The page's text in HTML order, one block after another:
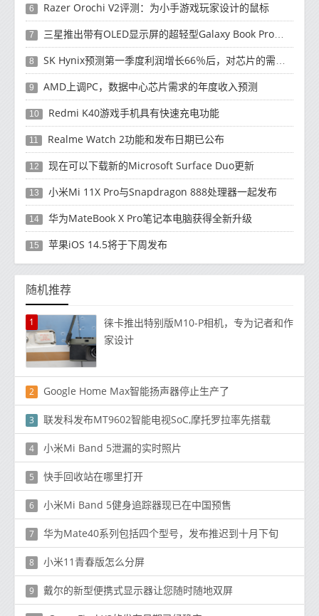
6 Razer Orochi V2评测：为小手游戏玩家设计的鼠标
7 三星推出带有OLED显示屏的超轻型Galaxy Book Pro和Galaxy Book Pro 360笔记本电脑
8 SK Hynix预测第一季度利润增长66％后，对芯片的需求将增强
9 AMD上调PC，数据中心芯片需求的年度收入预测
10 Redmi K40游戏手机具有快速充电功能
11 Realme Watch 2功能和发布日期已公布
12 现在可以下载新的Microsoft Surface Duo更新
13 小米Mi 11X Pro与Snapdragon 888处理器一起发布
14 华为MateBook X Pro笔记本电脑获得全新升级
15 苹果iOS 14.5将于下周发布
随机推荐
1
徕卡推出特别版M10-P相机，专为记者和作
家设计
2 Google Home Max智能扬声器停止生产了
3 联发科发布MT9602智能电视SoC,摩托罗拉率先搭载
4 小米Mi Band 5泄漏的实时照片
5 快手回收站在哪里打开
6 小米Mi Band 5健身追踪器现已在中国预售
7 华为Mate40系列包括四个型号，发布推迟到十月下旬
8 小米11青春版怎么分屏
9 戴尔的新型便携式显示器让您随时随地双屏